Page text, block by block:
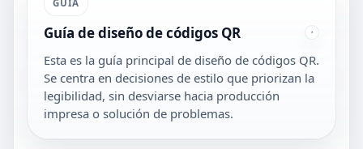
GUÍA
Guía de diseño de códigos QR
Esta es la guía principal de diseño de códigos QR.
Se centra en decisiones de estilo que priorizan la
legibilidad, sin desviarse hacia producción
impresa o solución de problemas.